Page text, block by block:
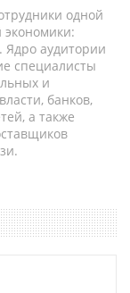
одной
экономики:
аудитории
специалисты
и
банков,
а также